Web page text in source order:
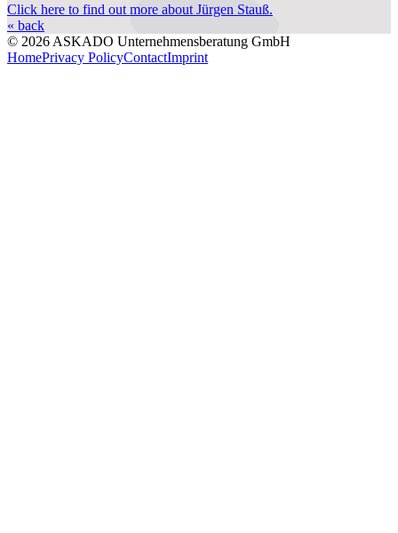
Click here to find out more about Jürgen Stauß.
« back
© 2026 ASKADO Unternehmensberatung GmbH
HomePrivacy PolicyContactImprint